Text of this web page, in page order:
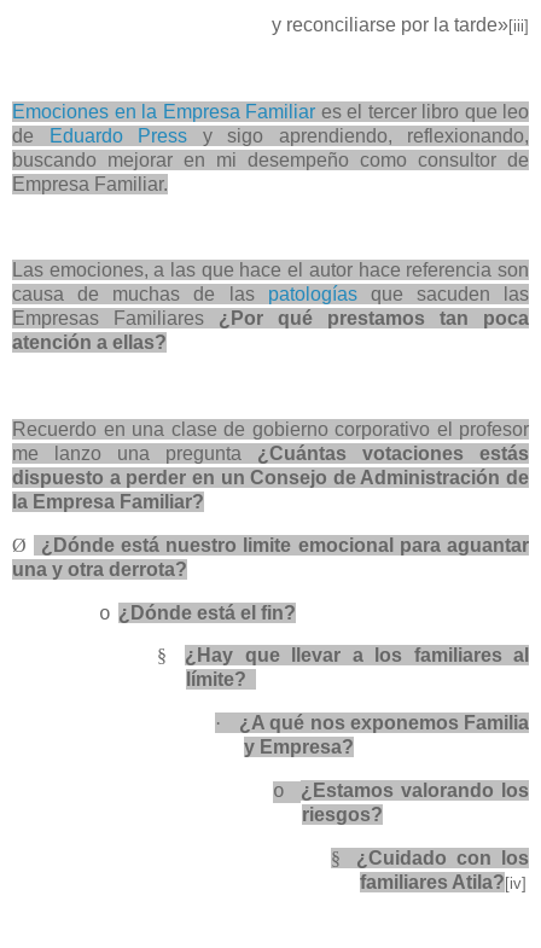
y reconciliarse por la tarde»[iii]
Emociones en la Empresa Familiar es el tercer libro que leo
de
Eduardo Press y sigo aprendiendo, reflexionando,
buscando mejorar en mi desempeño como consultor de
Empresa Familiar.
Las emociones, a las que hace el autor hace referencia son
causa de muchas de las patologíasque sacuden las
Empresas Familiares ¿Por qué prestamos tan poca
atención a ellas?
Recuerdo en una clase de gobierno corporativo el profesor
me lanzo una pregunta ¿Cuántas votaciones estás
dispuesto a perder en un Consejo de Administración de
la Empresa Familiar?
Ø
¿Dónde está nuestro limite emocional para aguantar
una y otra derrota?
o ¿Dónde está el fin?
§
¿Hay que llevar a los familiares al
límite?
·
¿A qué nos exponemos Familia
y Empresa?
o
¿Estamos valorando los
riesgos?
§
¿Cuidado con los
familiares Atila? [iv]